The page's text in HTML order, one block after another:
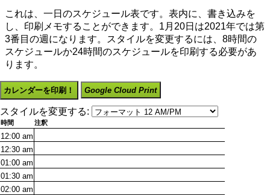
これは、一日のスケジュール表です。表内に、書き込みを
し、印刷メモすることができます。1月20日は2021年では第
3番目の週になります。スタイルを変更するには、8時間の
スケジュールか24時間のスケジュールを印刷する必要があ
ります。
カレンダーを印刷！ Google Cloud Print
スタイルを変更する:
時間 注釈
12:00 am
12:30 am
01:00 am
01:30 am
02:00 am